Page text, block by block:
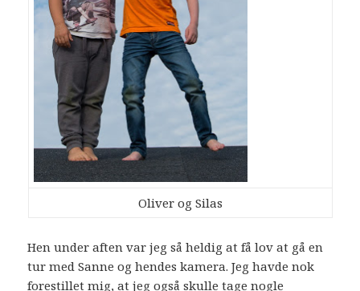
Oliver og Silas
Hen under aften var jeg så heldig at få lov at gå en
tur med Sanne og hendes kamera. Jeg havde nok
forestillet mig, at jeg også skulle tage nogle